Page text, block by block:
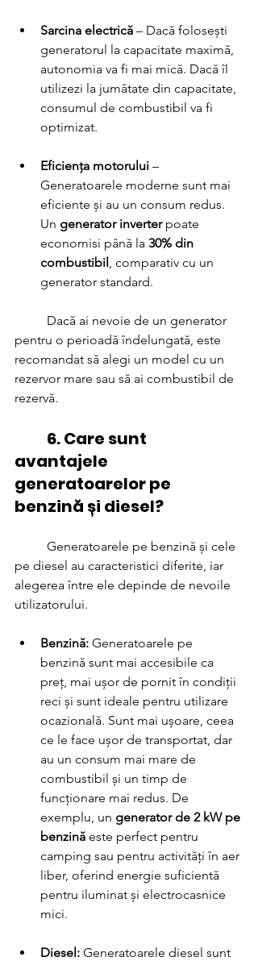
Sarcina electrică – Dacă folosești
generatorul la capacitate maximă,
autonomia va fi mai mică. Dacă îl
utilizezi la jumătate din capacitate,
consumul de combustibil va fi
optimizat.
Eficiența motorului –
Generatoarele moderne sunt mai
eficiente și au un consum redus.
Un generator inverter poate
economisi până la 30% din
combustibil , comparativ cu un
generator standard.
pentru o perioadă îndelungată, este
recomandat să alegi un model cu un
rezervor mare sau să ai combustibil de
rezervă.
avantajele
generatoarelor pe
benzină și diesel?
pe diesel au caracteristici diferite, iar
alegerea între ele depinde de nevoile
utilizatorului.
Benzină: Generatoarele pe
benzină sunt mai accesibile ca
preț, mai ușor de pornit în condiții
reci și sunt ideale pentru utilizare
ocazională. Sunt mai ușoare, ceea
ce le face ușor de transportat, dar
au un consum mai mare de
combustibil și un timp de
funcționare mai redus. De
exemplu, un generator de 2 kW pe
benzină este perfect pentru
camping sau pentru activități în aer
liber, oferind energie suficientă
pentru iluminat și electrocasnice
mici.
Diesel: Generatoarele diesel sunt